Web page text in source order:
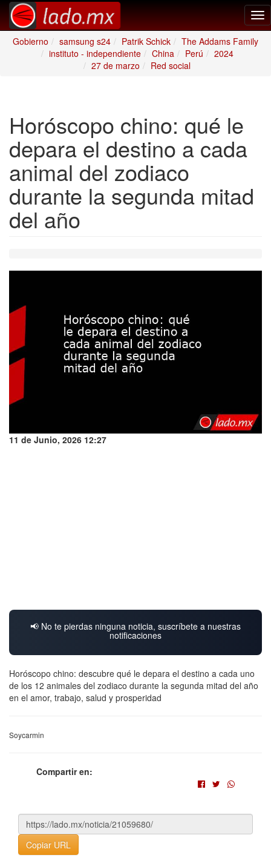
Gobierno
samsung s24 Patrik Schick
The Addams Family
instituto - independiente
China Perú
2024
27 de marzo
Red social
Horóscopo chino: qué le
depara el destino a cada
animal del zodiaco
durante la segunda mitad
del año
11 de Junio, 2026 12:27
📢 No te pierdas ninguna noticia, suscríbete a nuestras
notificaciones
Horóscopo chino: descubre qué le depara el destino a cada uno
de los 12 animales del zodiaco durante la segunda mitad del año
en el amor, trabajo, salud y prosperidad
Soycarmin
Compartir en:
Copiar URL